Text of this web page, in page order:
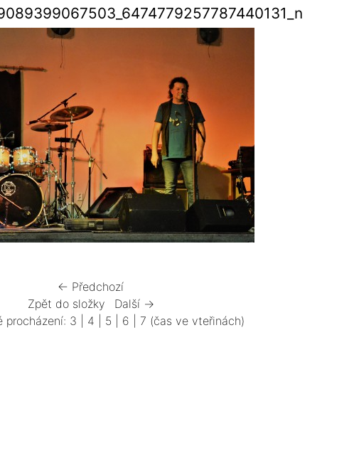
← Předchozí
Zpět do složky
Další →
procházení: 3 4 5 6 7 (čas ve vteřinách)